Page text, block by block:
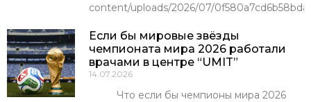
content/uploads/2026/07/
Если бы мировые звёзды
чемпионата мира 2026 работали
врачами в центре “UMIT”
14.07.2026
Что если бы чемпионы мира 2026